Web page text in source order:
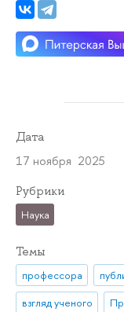
Дата
17 ноября 2025
Рубрики
Наука
Темы
профессора
взгляд ученого